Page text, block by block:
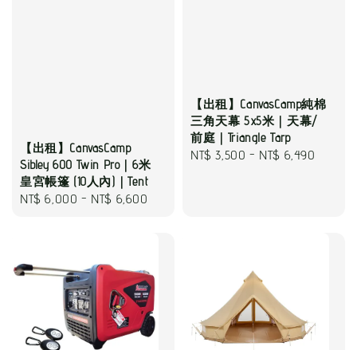
【出租】CanvasCamp
Sibley 600 Twin Pro｜6米
皇宮帳篷 (10人內)｜Tent
Regular
NT$ 6,000 - NT$ 6,600
【出租】CanvasCamp純棉
三角天幕 5x5米｜天幕/
前庭｜Triangle Tarp
Regular
NT$ 3,500 - NT$ 6,490